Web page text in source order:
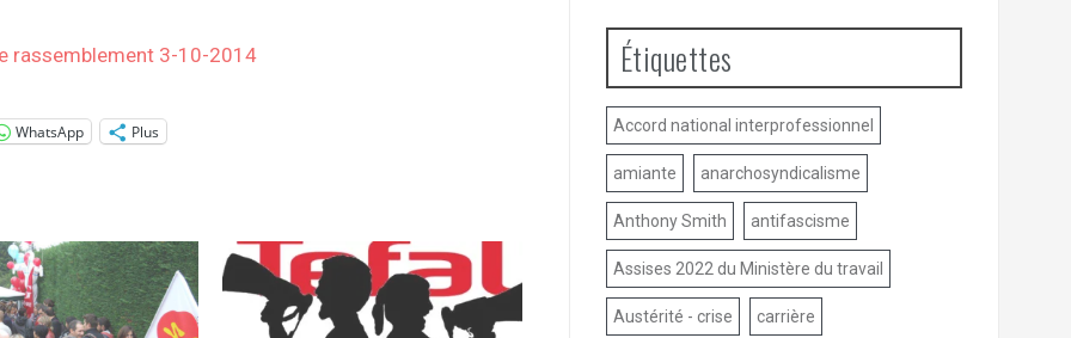
rassemblement 3-10-2014
WhatsApp Plus
Étiquettes
Accord national interprofessionnel
amiante anarchosyndicalisme
Anthony Smith antifascisme
Assises 2022 du Ministère du travail
Austérité - crise carrière